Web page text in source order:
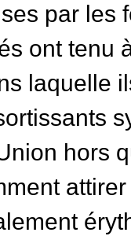
par les
ont tenu
laquelle
hors